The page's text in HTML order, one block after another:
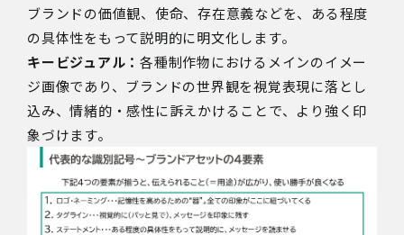
ブランドの価値観、使命、存在意義などを、ある程度
の具体性をもって説明的に明文化します。
キービジュアル： 各種制作物におけるメインのイメー
ジ画像であり、ブランドの世界観を視覚表現に落とし
込み、情緒的・感性に訴えかけることで、より強く印
象づけます。